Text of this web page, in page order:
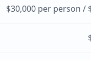
$30,000 per person /